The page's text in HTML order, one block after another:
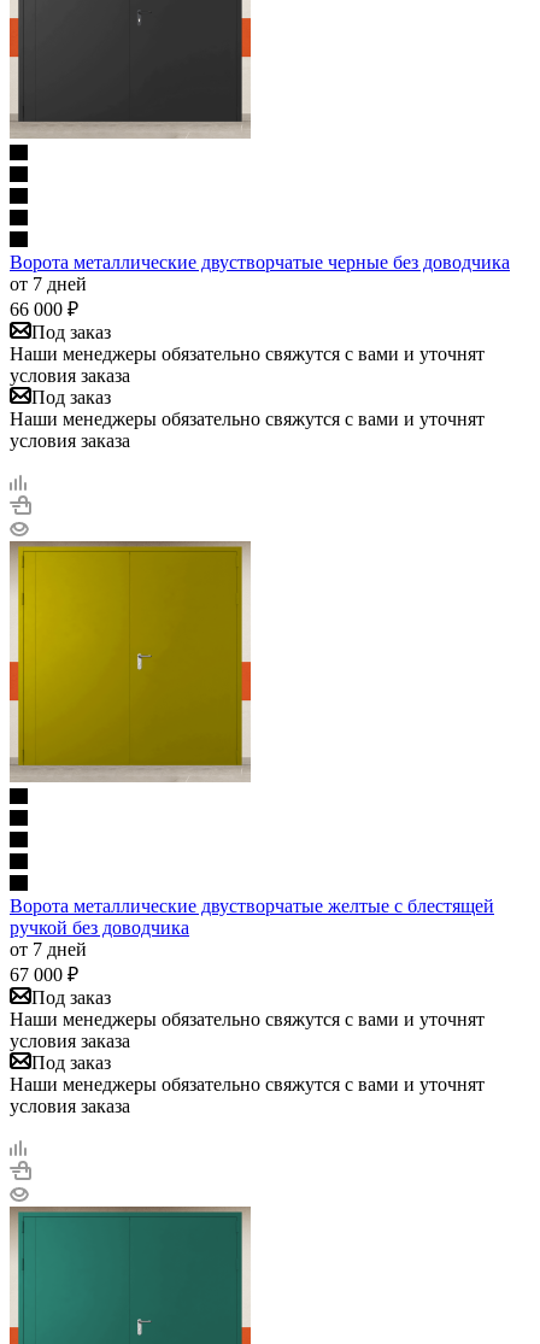
Ворота металлические двустворчатые черные без доводчика
от 7 дней
66 000 ₽
Под заказ
Наши менеджеры обязательно свяжутся с вами и уточнят
условия заказа
Под заказ
Наши менеджеры обязательно свяжутся с вами и уточнят
условия заказа
Ворота металлические двустворчатые желтые с блестящей
ручкой без доводчика
от 7 дней
67 000 ₽
Под заказ
Наши менеджеры обязательно свяжутся с вами и уточнят
условия заказа
Под заказ
Наши менеджеры обязательно свяжутся с вами и уточнят
условия заказа